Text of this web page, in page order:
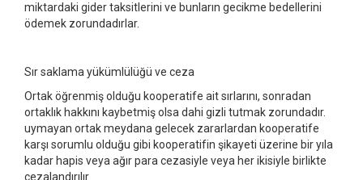
miktardaki gider taksitlerini ve bunların gecikme bedellerini
ödemek zorundadırlar.
Sır saklama yükümlülüğü ve ceza
Ortak öğrenmiş olduğu kooperatife ait sırlarını, sonradan
ortaklık hakkını kaybetmiş olsa dahi gizli tutmak zorundadır.
uymayan ortak meydana gelecek zararlardan kooperatife
karşı sorumlu olduğu gibi kooperatifin şikayeti üzerine bir yıla
kadar hapis veya ağır para cezasiyle veya her ikisiyle birlikte
cezalandırılır